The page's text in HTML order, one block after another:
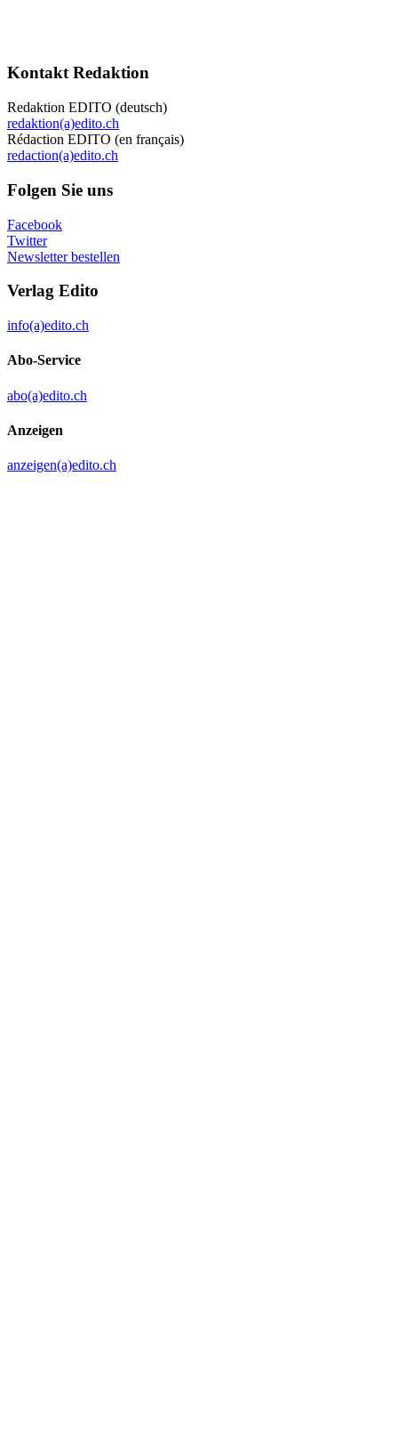
Kontakt Redaktion
Redaktion EDITO (deutsch)
redaktion(a)edito.ch
Rédaction EDITO (en français)
redaction(a)edito.ch
Folgen Sie uns
Facebook
Twitter
Newsletter bestellen
Verlag Edito
info(a)edito.ch
Abo-Service
abo(a)edito.ch
Anzeigen
anzeigen(a)edito.ch